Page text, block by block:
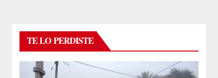
TE LO PERDISTE